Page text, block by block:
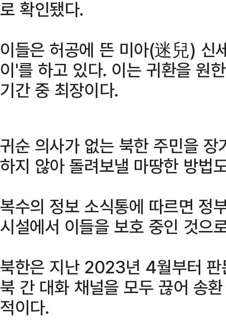
로 확인됐다.
이들은 허공에 뜬 미아(迷兒) 신
이'를 하고 있다. 이는 귀환을 원
기간 중 최장이다.
귀순 의사가 없는 북한 주민을
하지 않아 돌려보낼 마땅한 방법
복수의 정보 소식통에 따르면 정
시설에서 이들을 보호 중인 것으
북한은 지난 2023년 4월부터 판
북 간 대화 채널을 모두 끊어 송
적이다.